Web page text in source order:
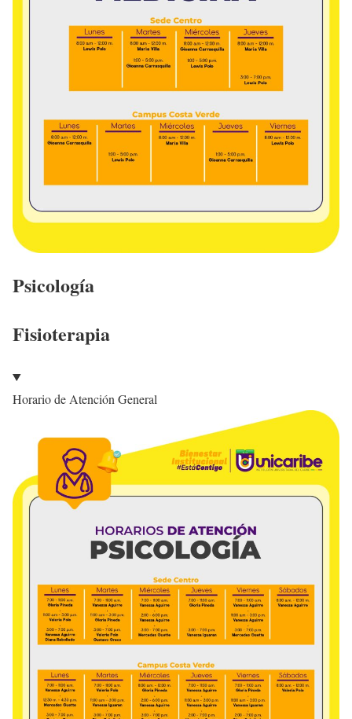
Psicología
Fisioterapia
Horario de Atención General